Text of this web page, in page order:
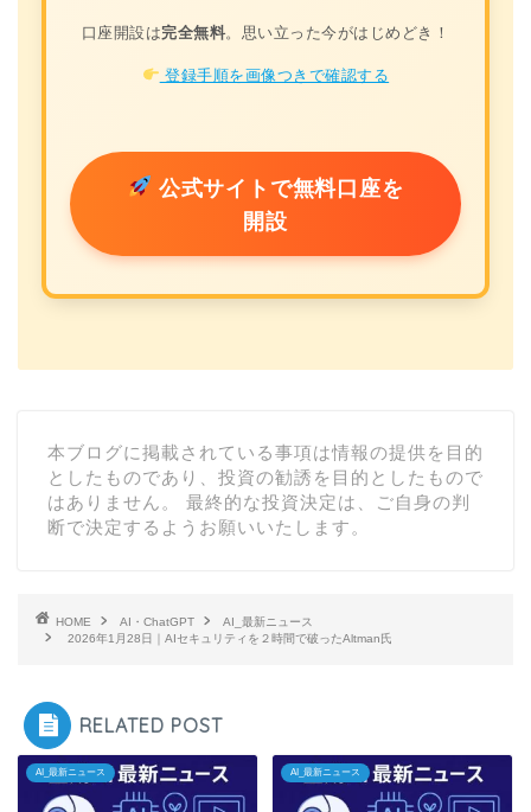
口座開設は完全無料。思い立った今がはじめどき！
登録手順を画像つきで確認する
公式サイトで無料口座を
開設
本ブログに掲載されている事項は情報の提供を目的
としたものであり、投資の勧誘を目的としたもので
はありません。 最終的な投資決定は、ご自身の判
断で決定するようお願いいたします。
HOME AI・ChatGPT
AI_最新ニュース
2026年1月28日｜AIセキュリティを２時間で破ったAltman氏
RELATED POST
AI_最新ニュース AI_最新ニュース